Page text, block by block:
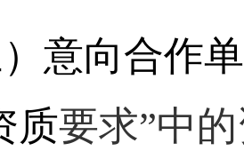
）意向合作
质要求”中